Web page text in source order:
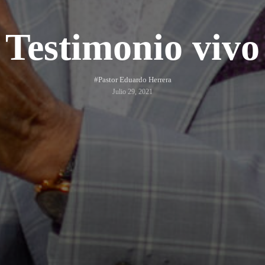
Testimonio vivo
#Pastor Eduardo Herrera
Julio 29, 2021